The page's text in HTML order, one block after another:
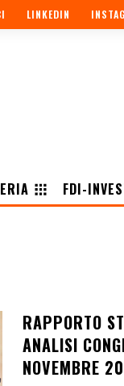
LINKEDIN
FDI-
RAPPORTO
ANALISI
NOVEMBRE